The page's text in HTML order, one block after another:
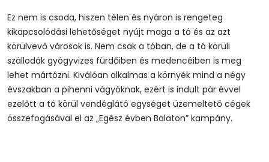
Ez nem is csoda, hiszen télen és nyáron is rengeteg
kikapcsolódási lehetőséget nyújt maga a tó és az azt
körülvevő városok is. Nem csak a tóban, de a tó körüli
szállodák gyógyvizes fürdőiben és medencéiben is meg
lehet mártózni. Kiválóan alkalmas a környék mind a négy
évszakban a pihenni vágyóknak, ezért is indult pár évvel
ezelőtt a tó körül vendéglátó egységet üzemeltető cégek
összefogásával el az „Egész évben Balaton” kampány.